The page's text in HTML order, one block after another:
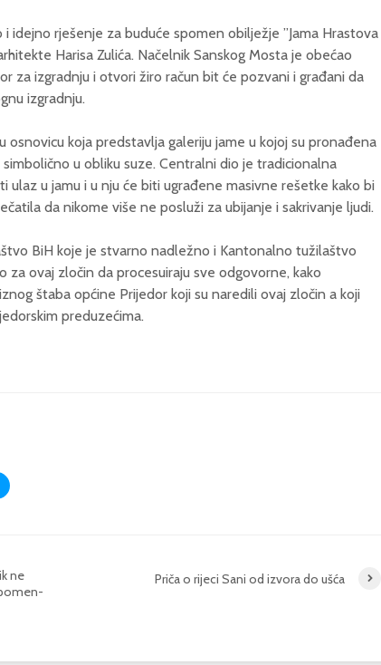
idejno rješenje za buduće spomen obilježje ”Jama Hrastova
Harisa Zulića. Načelnik Sanskog Mosta je obećao
za izgradnju i otvori žiro račun bit će pozvani i građani da
izgradnju.
osnovicu koja predstavlja galeriju jame u kojoj su pronađena
u obliku suze. Centralni dio je tradicionalna
ulaz u jamu i u nju će biti ugrađene masivne rešetke kako bi
da nikome više ne posluži za ubijanje i sakrivanje ljudi.
BiH koje je stvarno nadležno i Kantonalno tužilaštvo
ovaj zločin da procesuiraju sve odgovorne, kako
štaba općine Prijedor koji su naredili ovaj zločin a koji
preduzećima.
ne
Priča o rijeci Sani od izvora do ušća